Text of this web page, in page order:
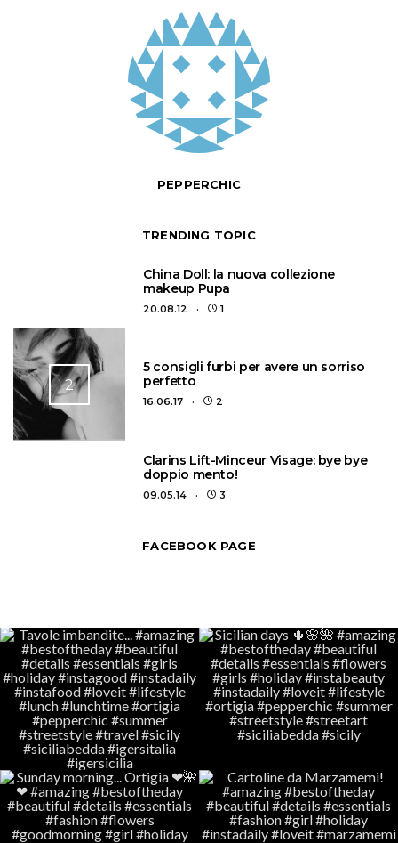
PEPPERCHIC
TRENDING TOPIC
China Doll: la nuova collezione
makeup Pupa
20.08.12 1
2
5 consigli furbi per avere un sorriso
perfetto
16.06.17 2
Clarins Lift-Minceur Visage: bye bye
doppio mento!
09.05.14 3
FACEBOOK PAGE